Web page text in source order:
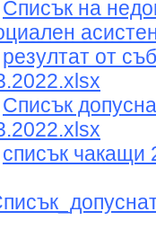
Списък на
резултат от
Списък
списък чакащи